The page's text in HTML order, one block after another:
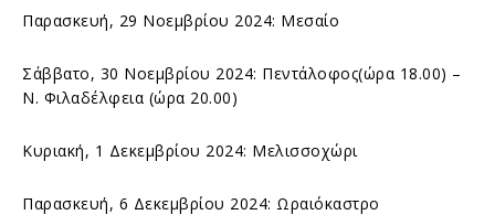
Παρασκευή, 29 Νοεμβρίου 2024: Μεσαίο
Σάββατο, 30 Νοεμβρίου 2024: Πεντάλοφος(ώρα 18.00) –
Ν. Φιλαδέλφεια (ώρα 20.00)
Κυριακή, 1 Δεκεμβρίου 2024: Μελισσοχώρι
Παρασκευή, 6 Δεκεμβρίου 2024: Ωραιόκαστρο